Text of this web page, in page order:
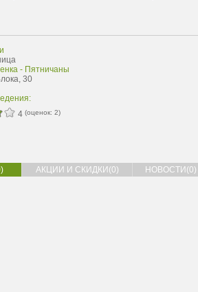
- Пятничаны
30
4 (оценок: 2)
АКЦИИ И СКИДКИ(0) НОВОСТИ(0)